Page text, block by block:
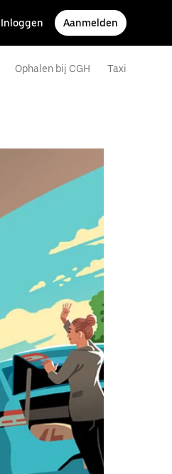
Inloggen Aanmelden
Ophalen bij CGH Taxi